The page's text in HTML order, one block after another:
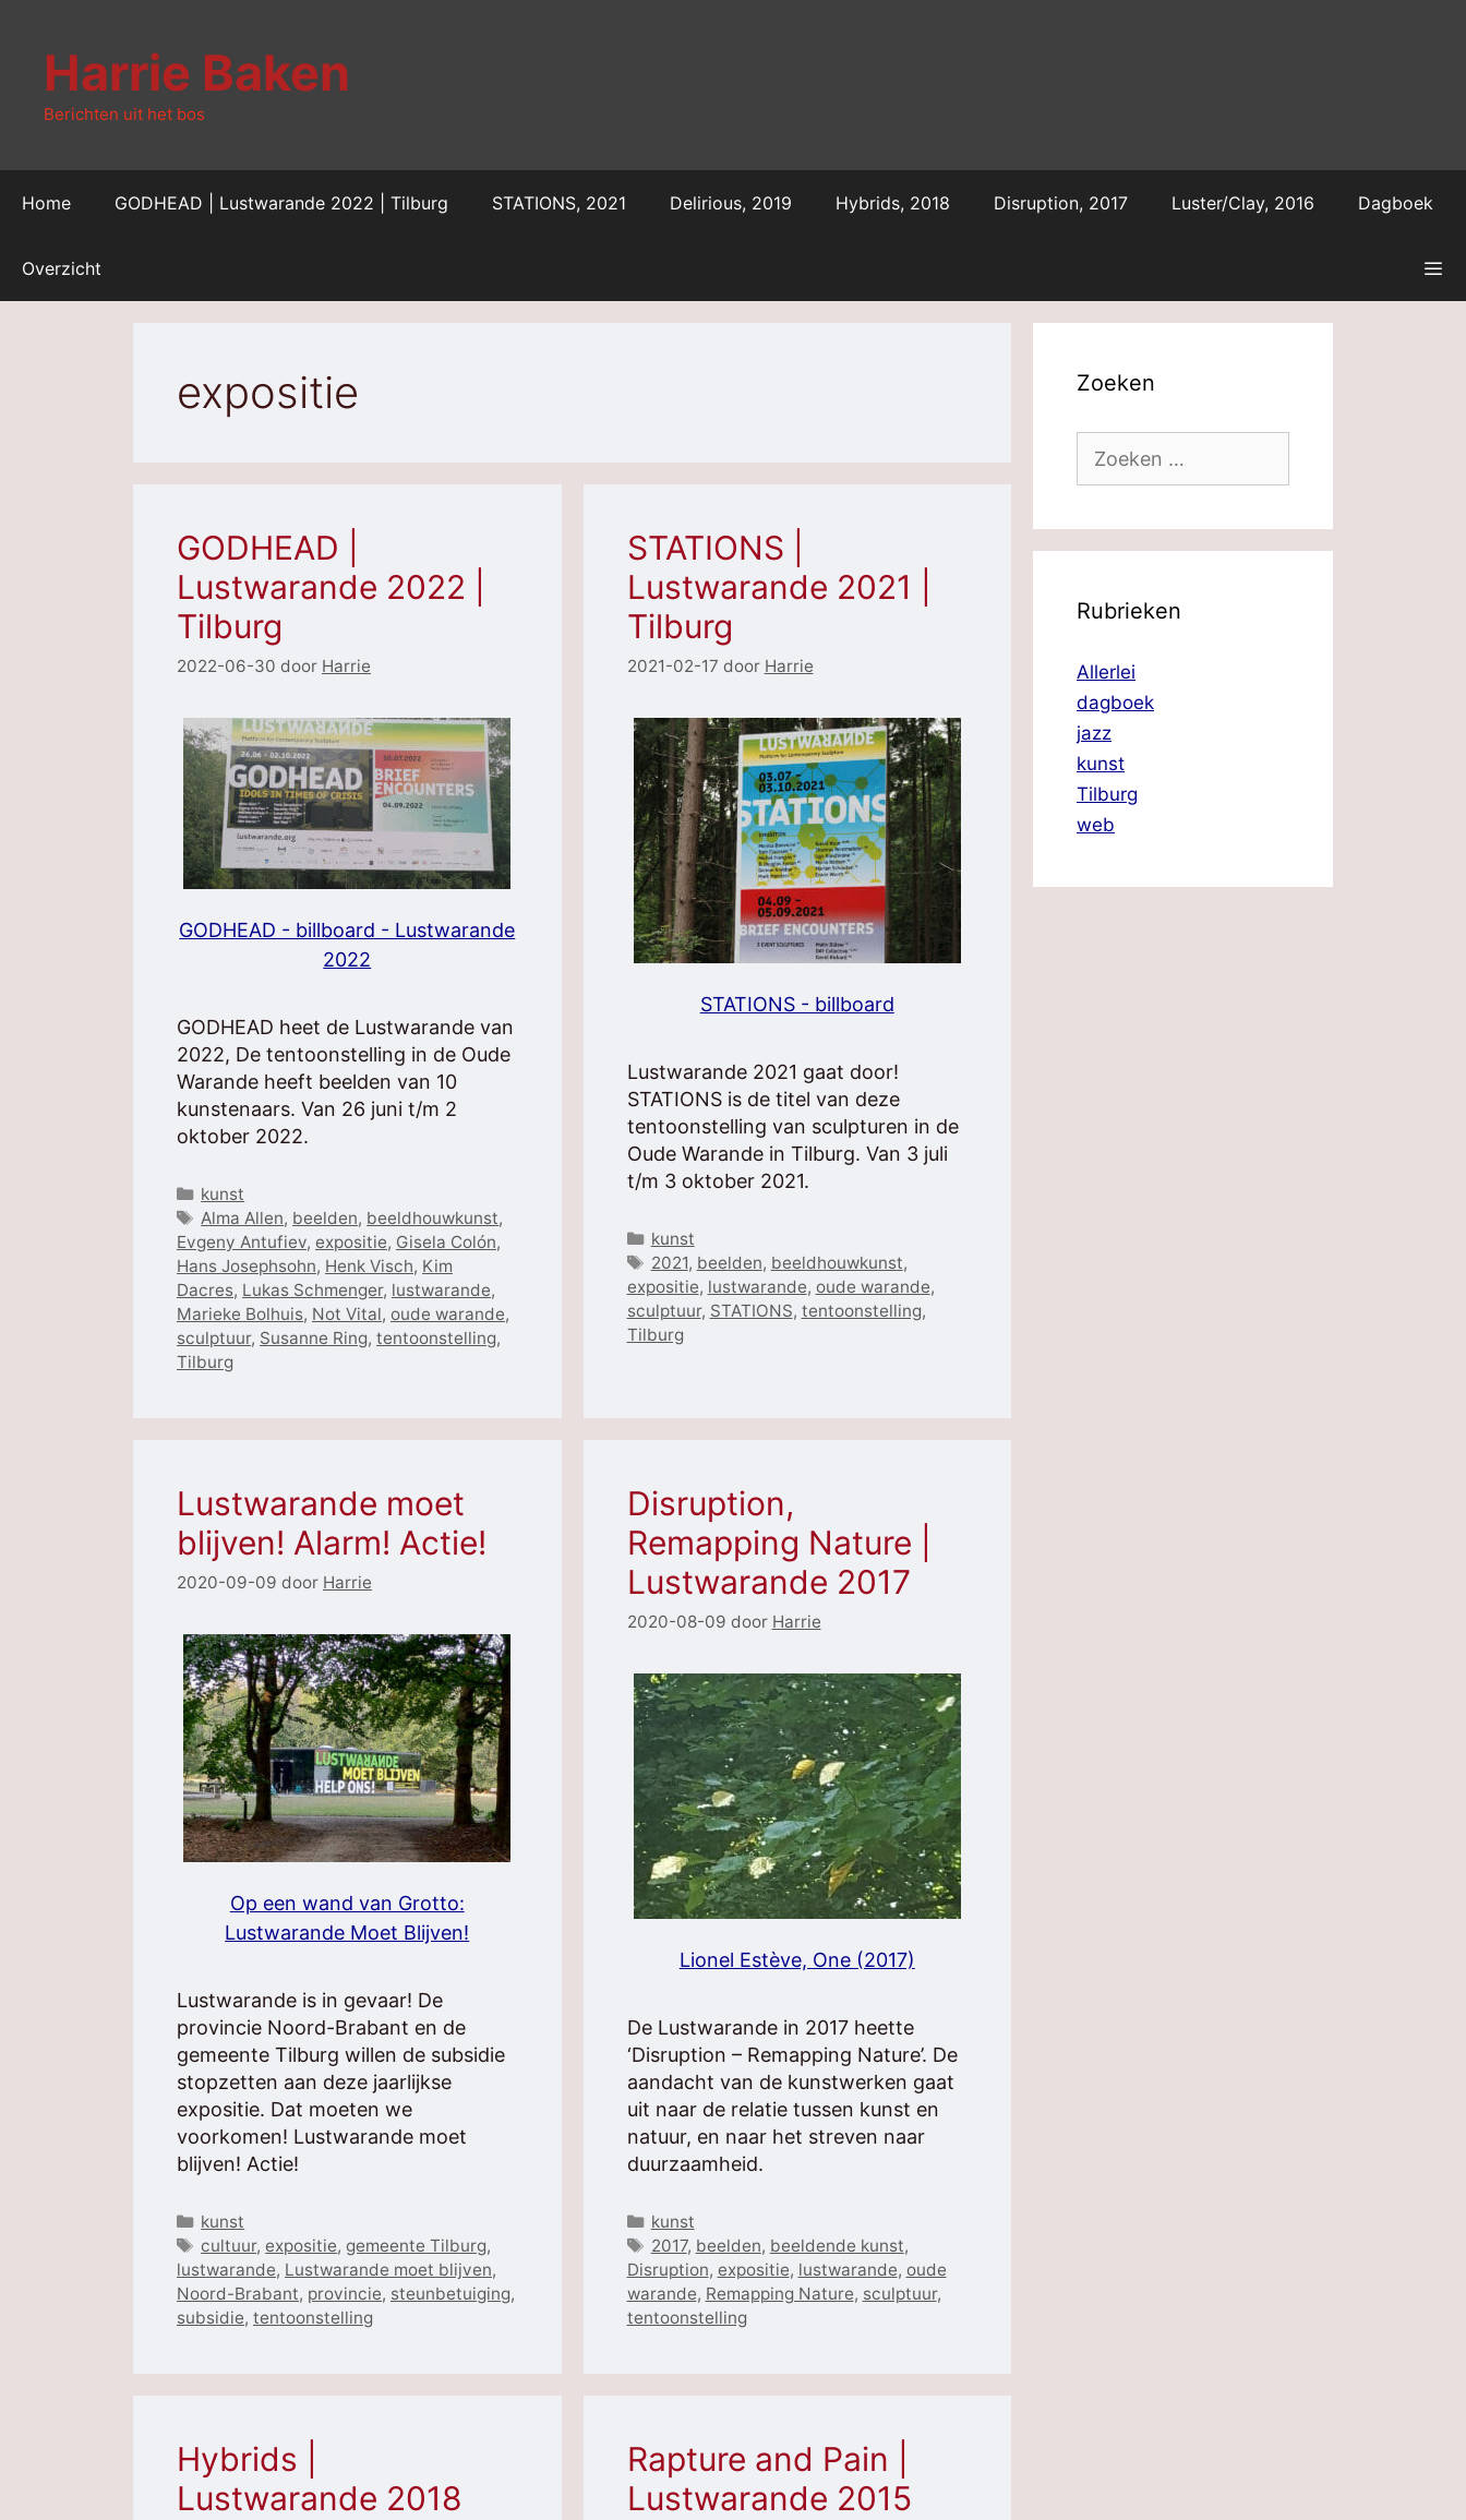
inhoudHarrie Baken
Berichten uit het bos
Home GODHEAD | Lustwarande 2022 | Tilburg STATIONS, 2021 Delirious, 2019 Hybrids, 2018 Disruption, 2017 Luster/Clay, 2016 Dagboek
Overzicht
expositie
GODHEAD |
Lustwarande 2022 |
Tilburg
2022-06-30 door Harrie
GODHEAD - billboard - Lustwarande
2022
GODHEAD heet de Lustwarande van
2022, De tentoonstelling in de Oude
Warande heeft beelden van 10
kunstenaars. Van 26 juni t/m 2
oktober 2022.
Categorieën
kunst
Tags
Alma Allen, beelden, beeldhouwkunst,
Evgeny Antufiev, expositie, Gisela Colón,
Hans Josephsohn, Henk Visch, Kim
Dacres, Lukas Schmenger, lustwarande,
Marieke Bolhuis, Not Vital, oude warande,
sculptuur, Susanne Ring, tentoonstelling,
Tilburg
STATIONS |
Lustwarande 2021 |
Tilburg
2021-02-17 door Harrie
STATIONS - billboard
Lustwarande 2021 gaat door!
STATIONS is de titel van deze
tentoonstelling van sculpturen in de
Oude Warande in Tilburg. Van 3 juli
t/m 3 oktober 2021.
Categorieën
kunst
Tags
2021, beelden, beeldhouwkunst,
expositie, lustwarande, oude warande,
sculptuur, STATIONS, tentoonstelling,
Tilburg
Lustwarande moet
blijven! Alarm! Actie!
2020-09-09 door Harrie
Op een wand van Grotto:
Lustwarande Moet Blijven!
Lustwarande is in gevaar! De
provincie Noord-Brabant en de
gemeente Tilburg willen de subsidie
stopzetten aan deze jaarlijkse
expositie. Dat moeten we
voorkomen! Lustwarande moet
blijven! Actie!
Categorieën
kunst
Tags
cultuur,expositie,gemeente Tilburg,
lustwarande, Lustwarande moet blijven,
Noord-Brabant, provincie, steunbetuiging,
subsidie, tentoonstelling
Disruption,
Remapping Nature |
Lustwarande 2017
2020-08-09 door Harrie
Lionel Estève, One (2017)
De Lustwarande in 2017 heette
‘Disruption – Remapping Nature’. De
aandacht van de kunstwerken gaat
uit naar de relatie tussen kunst en
natuur, en naar het streven naar
duurzaamheid.
Categorieën
kunst
Tags
2017, beelden, beeldende kunst,
Disruption, expositie, lustwarande, oude
warande, Remapping Nature, sculptuur,
tentoonstelling
Hybrids |
Lustwarande 2018
Rapture and Pain |
Lustwarande 2015
Zoeken
naar:
Rubrieken
Allerlei
dagboek
jazz
kunst
Tilburg
web